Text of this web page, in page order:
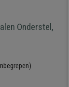
Onderstel,